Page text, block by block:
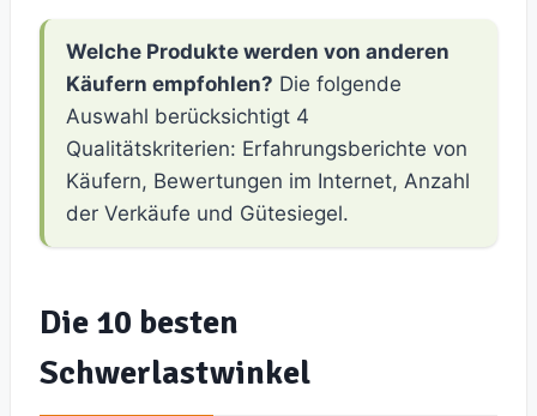
Welche Produkte werden von anderen
Käufern empfohlen? Die folgende
Auswahl berücksichtigt 4
Qualitätskriterien: Erfahrungsberichte von
Käufern, Bewertungen im Internet, Anzahl
der Verkäufe und Gütesiegel.
Die 10 besten
Schwerlastwinkel